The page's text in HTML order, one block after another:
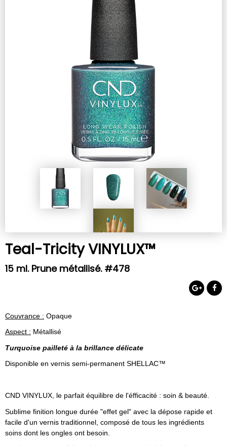
Teal-Tricity VINYLUX™
15 ml. Prune métallisé. #478
Couvrance : Opaque
Aspect : Métallisé
Turquoise pailleté à la brillance délicate
Disponible en vernis semi-permanent SHELLAC™
CND VINYLUX, le parfait équilibre de l'éfficacité : soin & beauté.
Sublime finition longue durée "effet gel" avec la dépose rapide et
facile d'un vernis traditionnel, composé de tous les ingrédients
soins dont les ongles ont besoin.